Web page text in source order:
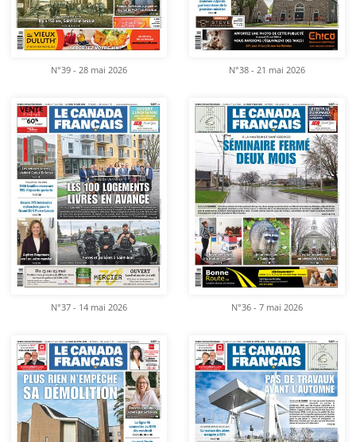
N°39 - 28 mai 2026 N°38 - 21 mai 2026
N°37 - 14 mai 2026 N°36 - 7 mai 2026